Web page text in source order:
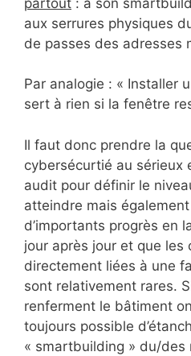
aux serrures physiques
de passes des adresses
Par analogie : « Installer
sert à rien si la fenêtre
Il faut donc prendre la
cybersécurtié au sérieux
audit pour définir le
atteindre mais
d’importants progrès en
jour après jour et que
directement liées à une
sont relativement rares.
renferment le bâtiment
toujours possible
« smartbuilding » du/des